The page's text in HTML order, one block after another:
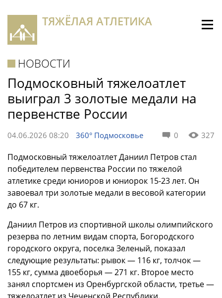
ТЯЖЁЛАЯ АТЛЕТИКА
НОВОСТИ
Подмосковный тяжелоатлет
выиграл 3 золотые медали на
первенстве России
0 327
04.06.2026 08:20 360° Подмосковье
Подмосковный тяжелоатлет Даниил Петров стал
победителем первенства России по тяжелой
атлетике среди юниоров и юниорок 15-23 лет. Он
завоевал три золотые медали в весовой категории
до 67 кг.
Даниил Петров из спортивной школы олимпийского
резерва по летним видам спорта, Богородского
городского округа, поселка Зеленый, показал
следующие результаты: рывок — 116 кг, толчок —
155 кг, сумма двоеборья — 271 кг. Второе место
занял спортсмен из Оренбургской области, третье —